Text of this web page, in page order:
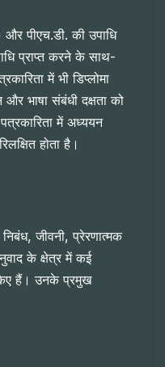
और पीएच.डी. की उपाधि
प्राप्त करने के साथ-
में भी डिप्लोमा
भाषा संबंधी दक्षता को
में अध्ययन
होता है।
जीवनी, प्रेरणात्मक
के क्षेत्र में कई
हैं। उनके प्रमुख